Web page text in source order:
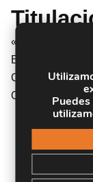
«Titulación
Estudios
Conducente a la
Oficial o